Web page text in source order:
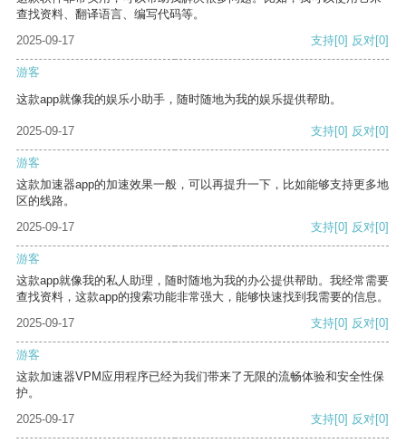
查找资料、翻译语言、编写代码等。
2025-09-17
支持[0] 反对[0]
游客
这款app就像我的娱乐小助手，随时随地为我的娱乐提供帮助。
2025-09-17 支持[0] 反对[0]
游客
这款加速器app的加速效果一般，可以再提升一下，比如能够支持更多地
区的线路。
2025-09-17
支持[0] 反对[0]
游客
这款app就像我的私人助理，随时随地为我的办公提供帮助。我经常需要
查找资料，这款app的搜索功能非常强大，能够快速找到我需要的信息。
2025-09-17
支持[0] 反对[0]
游客
这款加速器VPM应用程序已经为我们带来了无限的流畅体验和安全性保
护。
2025-09-17
支持[0] 反对[0]